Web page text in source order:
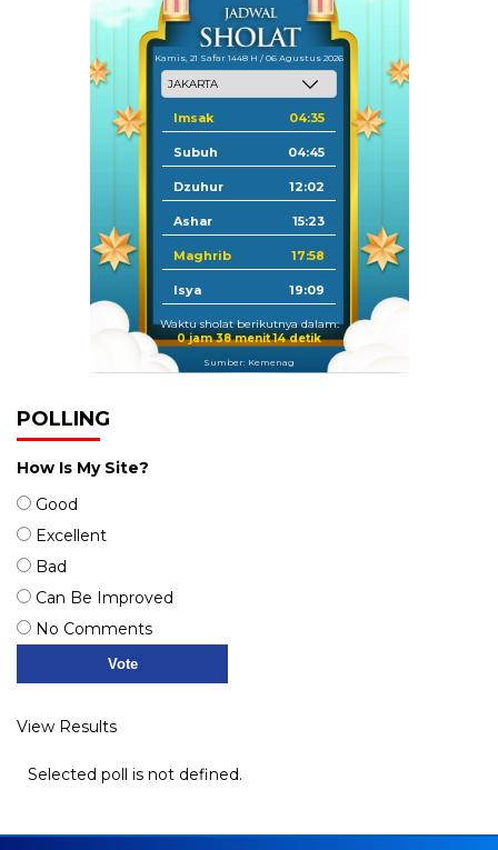
Kamis, 21 Safar 1448 H / 06 Agustus 2026
Imsak 04:35
Subuh 04:45
Dzuhur 12:02
Ashar 15:23
Maghrib 17:58
Isya 19:09
Waktu sholat berikutnya dalam:
0 jam 38 menit 13 detik
Sumber: Kemenag
POLLING
How Is My Site?
Good
Excellent
Bad
Can Be Improved
No Comments
View Results
Selected poll is not defined.